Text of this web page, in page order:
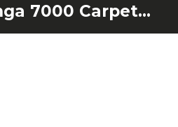
Boquilla De Cerdas Conga 7000 Carpet&Spot Clean Steam Max / Conga 7000